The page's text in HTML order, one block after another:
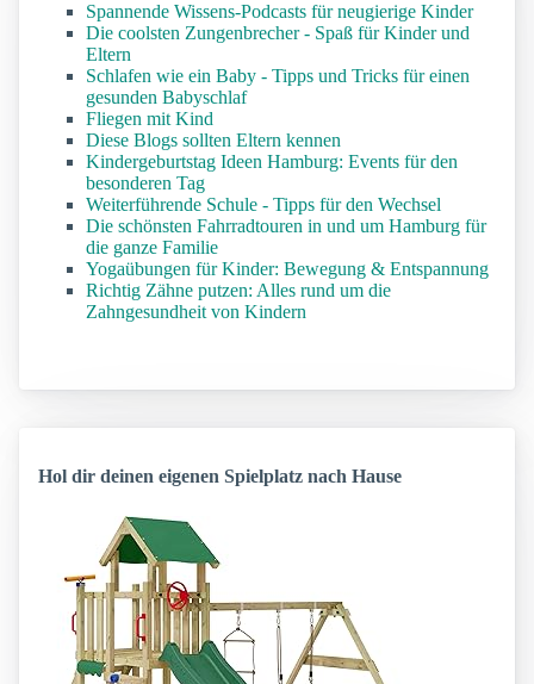
Spannende Wissens-Podcasts für neugierige Kinder
Die coolsten Zungenbrecher - Spaß für Kinder und
Eltern
Schlafen wie ein Baby - Tipps und Tricks für einen
gesunden Babyschlaf
Fliegen mit Kind
Diese Blogs sollten Eltern kennen
Kindergeburtstag Ideen Hamburg: Events für den
besonderen Tag
Weiterführende Schule - Tipps für den Wechsel
Die schönsten Fahrradtouren in und um Hamburg für
die ganze Familie
Yogaübungen für Kinder: Bewegung & Entspannung
Richtig Zähne putzen: Alles rund um die
Zahngesundheit von Kindern
Hol dir deinen eigenen Spielplatz nach Hause